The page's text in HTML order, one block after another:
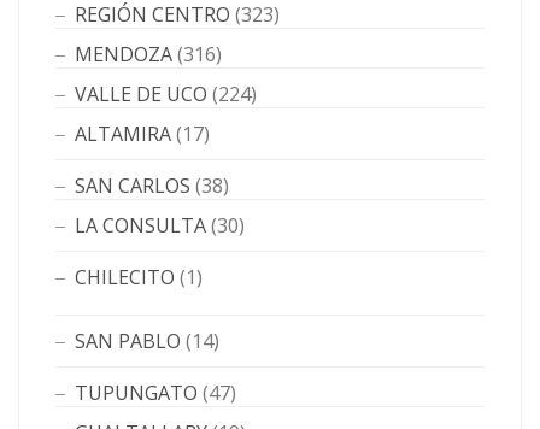
REGIÓN CENTRO (323)
MENDOZA(316)
VALLE DE UCO (224)
ALTAMIRA(17)
SAN CARLOS (38)
LA CONSULTA(30)
CHILECITO (1)
SAN PABLO (14)
TUPUNGATO (47)